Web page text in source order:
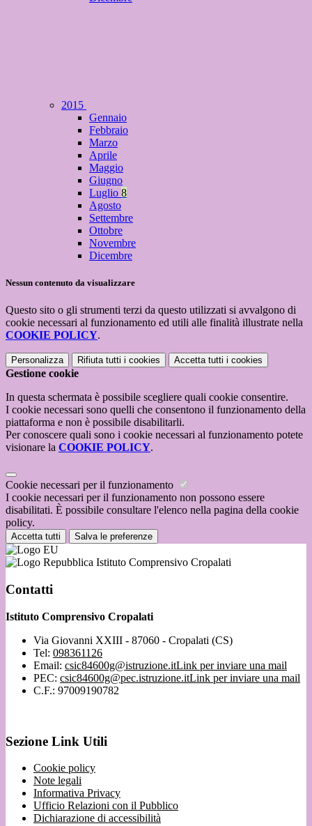
2015
Gennaio
Febbraio
Marzo
Aprile
Maggio
Giugno
Luglio 8
Agosto
Settembre
Ottobre
Novembre
Dicembre
Nessun contenuto da visualizzare
Questo sito o gli strumenti terzi da questo utilizzati si avvalgono di
cookie necessari al funzionamento ed utili alle finalità illustrate nella
COOKIE POLICY.
Personalizza Rifiuta tutti i cookies Accetta tutti i cookies
Gestione cookie
In questa schermata è possibile scegliere quali cookie consentire.
I cookie necessari sono quelli che consentono il funzionamento della
piattaforma e non è possibile disabilitarli.
Per conoscere quali sono i cookie necessari al funzionamento potete
visionare la COOKIE POLICY.
Cookie necessari per il funzionamento
I cookie necessari per il funzionamento non possono essere
disabilitati. È possibile consultare l'elenco nella pagina della cookie
policy.
Accetta tutti Salva le preferenze
Istituto Comprensivo Cropalati
Contatti
Istituto Comprensivo Cropalati
Via Giovanni XXIII - 87060 - Cropalati (CS)
Tel: 098361126
Email: csic84600g@istruzione.itLink per inviare una mail
PEC: csic84600g@pec.istruzione.itLink per inviare una mail
C.F.: 97009190782
Sezione Link Utili
Cookie policy
Note legali
Informativa Privacy
Ufficio Relazioni con il Pubblico
Dichiarazione di accessibilità